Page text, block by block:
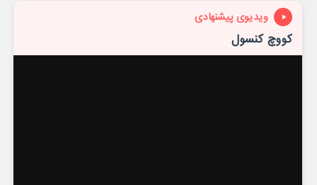
ویدیوی پیشنهادی
کووچ کنسول